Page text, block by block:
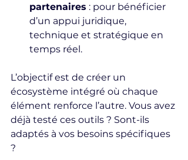
partenaires : pour bénéficier
d’un appui juridique,
technique et stratégique en
temps réel.
L’objectif est de créer un
écosystème intégré où chaque
élément renforce l’autre. Vous avez
déjà testé ces outils ? Sont-ils
adaptés à vos besoins spécifiques
?